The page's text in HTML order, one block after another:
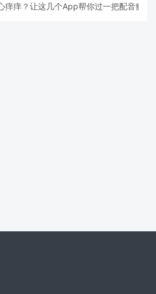
痒痒？让这几个App帮你过一把配音瘾